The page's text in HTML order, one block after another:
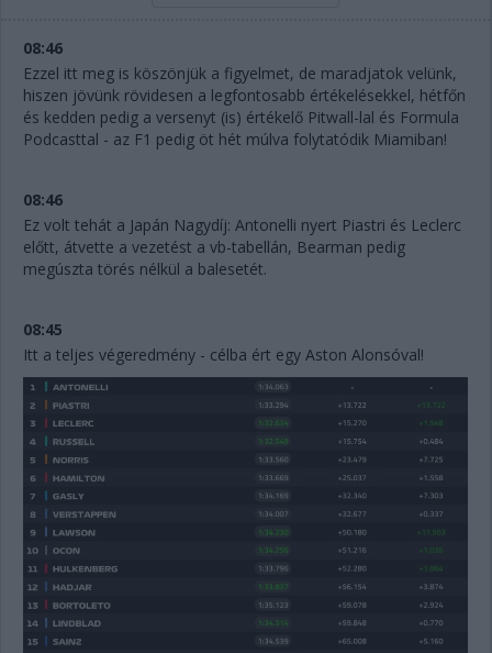
08:46
Ezzel itt meg is köszönjük a figyelmet, de maradjatok velünk,
hiszen jövünk rövidesen a legfontosabb értékelésekkel, hétfőn
és kedden pedig a versenyt (is) értékelő Pitwall-lal és Formula
Podcasttal - az F1 pedig öt hét múlva folytatódik Miamiban!
08:46
Ez volt tehát a Japán Nagydíj: Antonelli nyert Piastri és Leclerc
előtt, átvette a vezetést a vb-tabellán, Bearman pedig
megúszta törés nélkül a balesetét.
08:45
Itt a teljes végeredmény - célba ért egy Aston Alonsóval!